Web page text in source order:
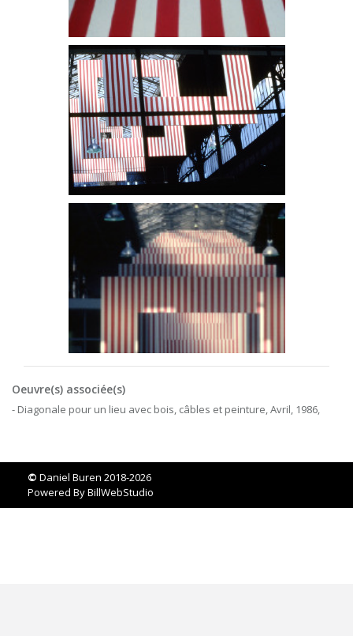
Oeuvre(s) associée(s)
- Diagonale pour un lieu avec bois, câbles et peinture, Avril, 1986,
© Daniel Buren 2018-2026
Powered ByBillWebStudio